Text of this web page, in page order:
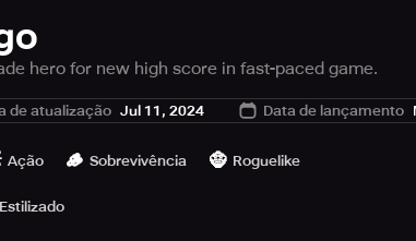
hero for new high score in fast-paced game.
all! Seize the Experience Points scattered
the abilities of your character to achieve a
de atualização Jul 11, 2024 Data de lançamento
Ação 🪵 Sobrevivência 🧌 Roguelike
Estilizado